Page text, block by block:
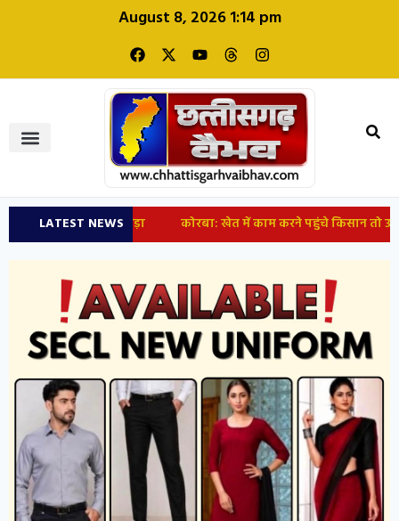
August 8, 2026 1:14 pm
LATEST NEWS कोरबा: खेत में काम करने पहुंचे किसान तो उड़े होश,